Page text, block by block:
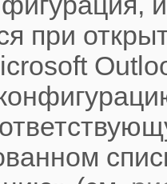
при